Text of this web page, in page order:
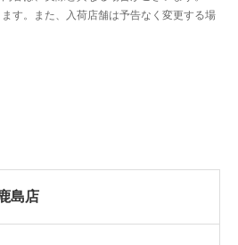
島店